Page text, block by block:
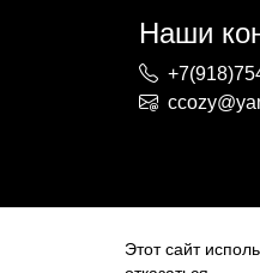
Наши
Этот сайт